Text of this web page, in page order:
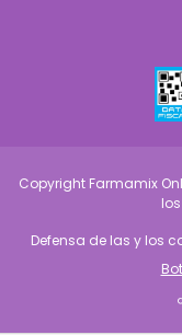
Copyright Farmamix
Defensa de las y los